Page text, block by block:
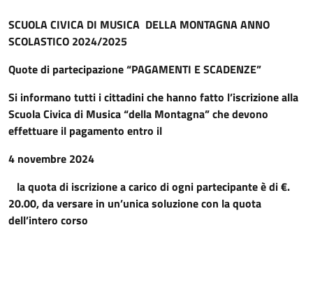
SCUOLA CIVICA DI MUSICA DELLA MONTAGNA ANNO
SCOLASTICO 2024/2025
Quote di partecipazione “PAGAMENTI E SCADENZE”
Si informano tutti i cittadini che hanno fatto l’iscrizionealla
Scuola Civica di Musica “della Montagna” che devono
effettuare il pagamento entro il
4 novembre 2024
la quota di iscrizione a carico di ogni partecipante è di €.
20.00, da versare in un’unica soluzione con la quota
dell’intero corso